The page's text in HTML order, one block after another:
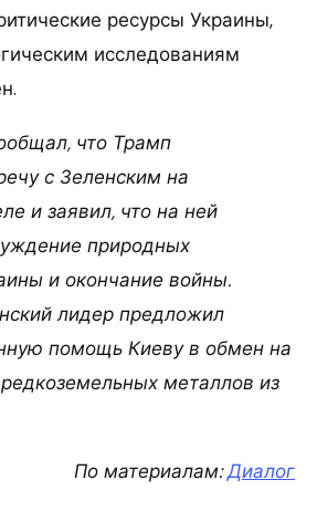
ресурсы Украины,
исследованиям
что Трамп
с Зеленским на
и заявил, что на ней
природных
и окончание войны.
лидер предложил
помощь Киеву в обмен на
металлов из
По материалам:Диалог